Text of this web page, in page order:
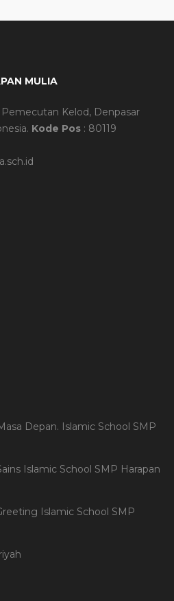
MULIA
Kelod, Denpasar
Kode Pos : 80119
Depan. Islamic School SMP
Islamic School SMP Harapan
Islamic School SMP